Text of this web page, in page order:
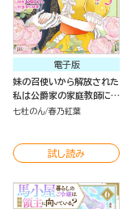
電子版
妹の召使いから解放された
私は公爵家の家庭教師にな
りまして コミック版 （3）
七杜のん 春乃紅葉
試し読み